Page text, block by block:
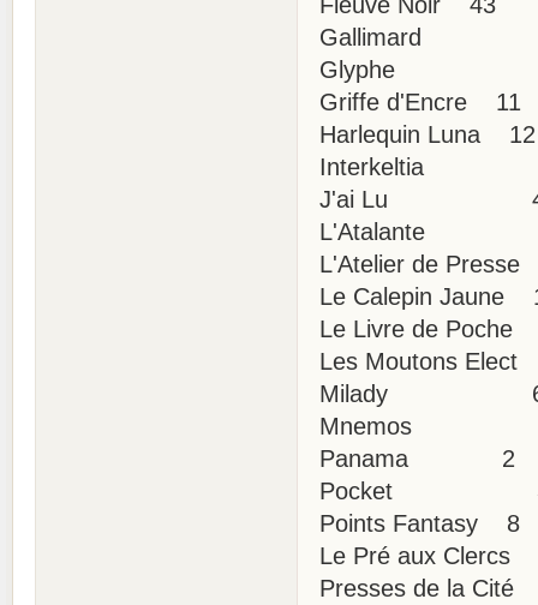
Gallimard
Glyphe
Griffe d'Encre 11
Harlequin Luna 12
J'ai Lu 49
L'Atalante
L'Atelier de
Le Calepin Jaune
Le Livre de Poche
Les Moutons
Milady
Mnemos
Panama 2
Pocket 33
Points Fantasy 8
Le Pré aux Clercs
Presses de la